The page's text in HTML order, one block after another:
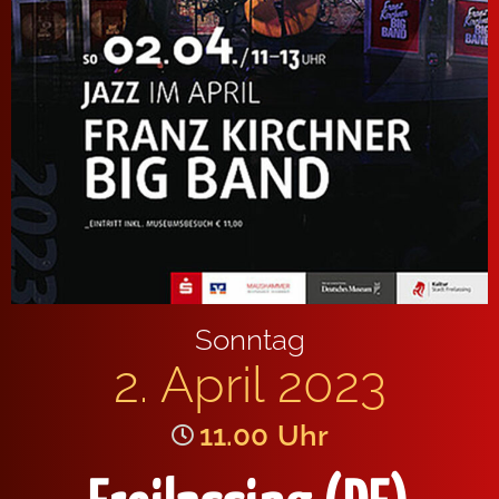
Sonntag
2. April 2023
11.00 Uhr